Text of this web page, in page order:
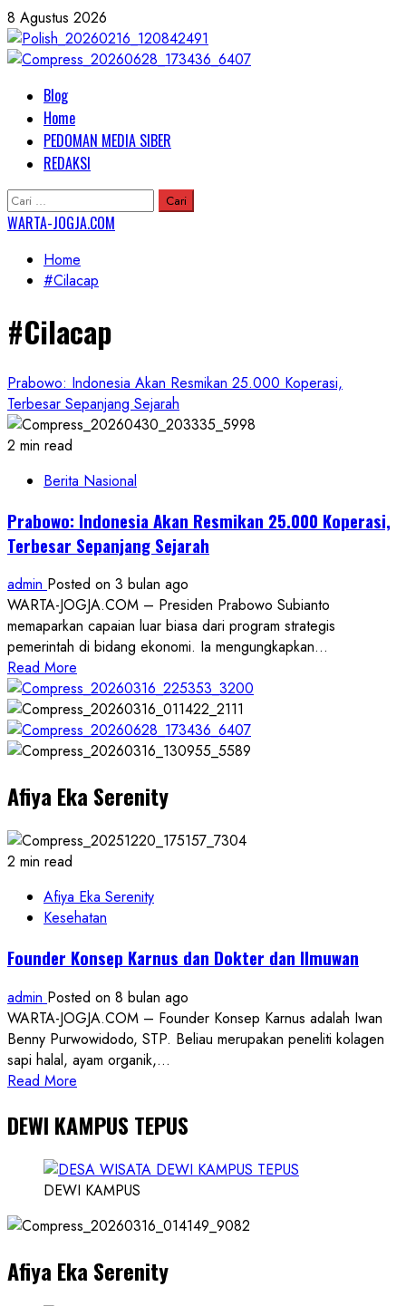
Skip
to
content
8 Agustus 2026
Primary
Menu
Blog
Home
PEDOMAN MEDIA SIBER
REDAKSI
Cari
untuk:
WARTA-JOGJA.COM
Home
#Cilacap
#Cilacap
Prabowo: Indonesia Akan Resmikan 25.000 Koperasi,
Terbesar Sepanjang Sejarah
2 min read
Berita Nasional
Prabowo: Indonesia Akan Resmikan 25.000 Koperasi,
Terbesar Sepanjang Sejarah
admin Posted on 3 bulan ago
WARTA-JOGJA.COM – Presiden Prabowo Subianto
memaparkan capaian luar biasa dari program strategis
pemerintah di bidang ekonomi. Ia mengungkapkan...
Read More
more
about
Prabowo:
Indonesia
Resmikan
25.000
Koperasi,
Terbesar
Sejarah
Afiya Eka Serenity
2 min read
Afiya Eka Serenity
Kesehatan
Founder Konsep Karnus dan Dokter dan Ilmuwan
admin Posted on 8 bulan ago
WARTA-JOGJA.COM – Founder Konsep Karnus adalah Iwan
Benny Purwowidodo, STP. Beliau merupakan peneliti kolagen
sapi halal, ayam organik,...
Read More
about
Konsep
Karnus
Dokter
Ilmuwan
DEWI KAMPUS TEPUS
DEWI KAMPUS
Afiya Eka Serenity